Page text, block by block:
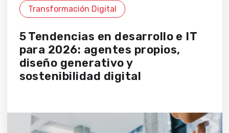
Transformación Digital
5 Tendencias en desarrollo e IT
para 2026: agentes propios,
diseño generativo y
sostenibilidad digital